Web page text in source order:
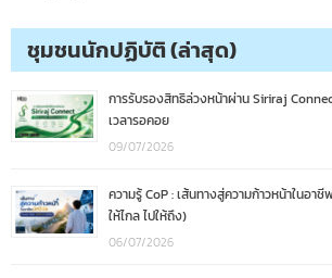
ชุมชนนักปฏิบัติ (ล่าสุด)
การรับรองสิทธิล่วงหน้าผ่าน Siriraj
เวลารอคอย
09/07/2026
ความรู้ CoP : เส้นทางสู่ความก้าวหน้าในอา
ให้ไกล ไปให้ถึง)
06/07/2026